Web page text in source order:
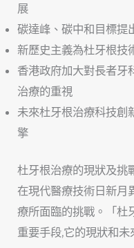
展
碳達峰、碳中和目標提
新歷史主義為杜牙根技
香港政府加大對長者牙
治療的重視
未來杜牙根治療科技創
擎
杜牙根治療的現狀及挑
在現代醫療技術日新月
療所面臨的挑戰。「杜
重要手段,它的現狀和未